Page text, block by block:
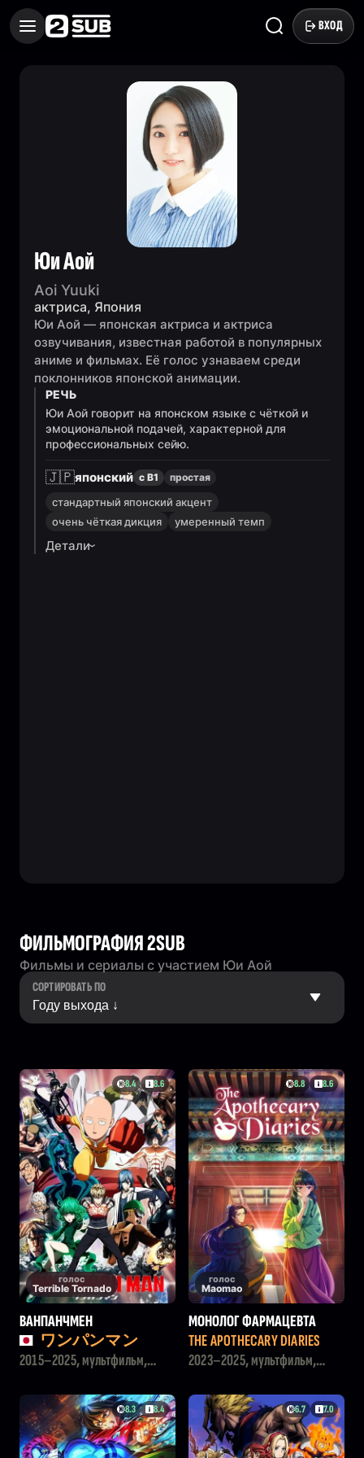
ВХОД
Юи Аой
Aoi Yuuki
актриса, Япония
Юи Аой — японская актриса и актриса
озвучивания, известная работой в популярных
аниме и фильмах. Её голос узнаваем среди
поклонников японской анимации.
РЕЧЬ
Юи Аой говорит на японском языке с чёткой и
эмоциональной подачей, характерной для
профессиональных сейю.
🇯🇵японский с B1 простая
стандартный японский акцент
очень чёткая дикция
умеренный темп
Детали
ФИЛЬМОГРАФИЯ 2SUB
Фильмы и сериалы с участием Юи Аой
СОРТИРОВАТЬ ПО
8.4 8.6
голос
Terrible Tornado
ВАНПАНЧМЕН
ワンパンマン
2015–2025, мультфильм,
8.8 8.6
голос
Maomao
МОНОЛОГ ФАРМАЦЕВТА
THE APOTHECARY DIARIES
2023–2025, мультфильм,
8.3 8.4 6.7 7.0